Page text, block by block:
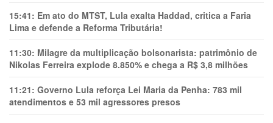
15:41: Em ato do MTST, Lula exalta Haddad, critica a Faria
Lima e defende a Reforma Tributária!
11:30: Milagre da multiplicação bolsonarista: patrimônio de
Nikolas Ferreira explode 8.850% e chega a R$ 3,8 milhões
11:21: Governo Lula reforça Lei Maria da Penha: 783 mil
atendimentos e 53 mil agressores presos